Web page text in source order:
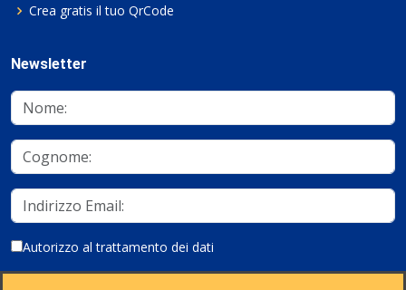
Crea gratis il tuo QrCode
Newsletter
Autorizzo al trattamento dei dati